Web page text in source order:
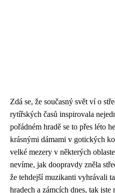
Zdá se, že současný svět ví o
rytířských časů inspirovala
pořádném hradě se to přes léto
krásnými dámami v gotických
velké mezery v některých
nevíme, jak doopravdy zněla
že tehdejší muzikanti vyhrávali
hradech a zámcích dnes, tak